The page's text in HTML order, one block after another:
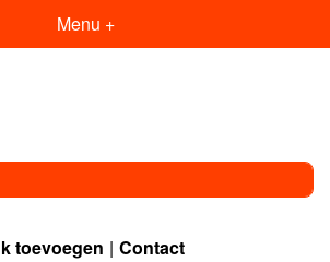
Menu +
toevoegen Contact